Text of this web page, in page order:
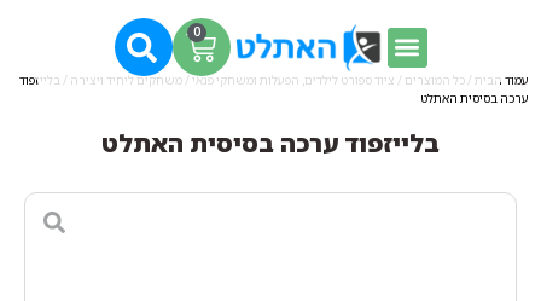
0
עמוד הבית / כל המוצרים / ציוד ספורט לילדים, הפעלות ומשחקי פנאי / משחקים ליחיד ויצירה / בלייזפוד
ערכה בסיסית האתלט
בלייזפוד ערכה בסיסית האתלט